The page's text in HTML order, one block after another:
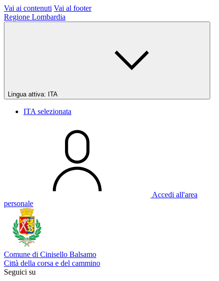
Vai ai contenuti Vai al footer
Regione Lombardia
Lingua attiva: ITA
ITA selezionata
Accedi all'area
personale
Comune di Cinisello Balsamo
Città della corsa e del cammino
Seguici su